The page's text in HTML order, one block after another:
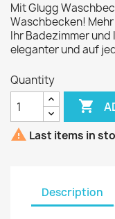
Mit Glugg
Waschbecken!
Ihr Badezimmer
eleganter und auf
Quantity

 Last items in
Description